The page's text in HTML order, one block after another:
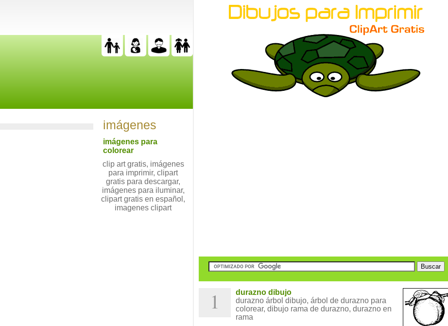
1
durazno dibujo
durazno árbol dibujo, árbol de durazno para
colorear, dibujo rama de durazno, durazno en
rama
imágenes
imágenes para
colorear
clip art gratis, imágenes
para imprimir, clipart
gratis para descargar,
imágenes para iluminar,
clipart gratis en español,
imagenes clipart